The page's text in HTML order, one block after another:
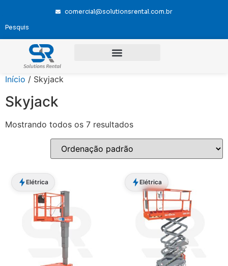
comercial@solutionsrental.com.br
Início / Skyjack
Skyjack
Mostrando todos os 7 resultados
Elétrica Elétrica